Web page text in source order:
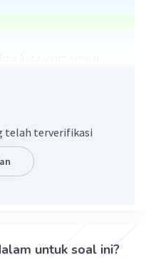
telah terverifikasi
untuk soal ini?